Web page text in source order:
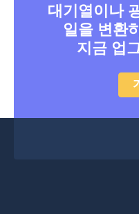
대기열이나
일을 변환
지금 업